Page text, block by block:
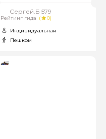
Сергей.Б 579
Рейтинг гида (
0)
Индивидуальная
Пешком